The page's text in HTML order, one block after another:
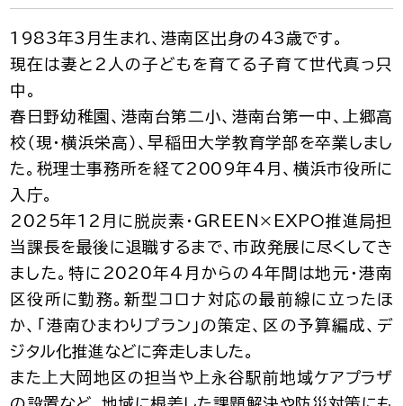
1983年3月生まれ、港南区出身の43歳です。
現在は妻と2人の子どもを育てる子育て世代真っ只
中。
春日野幼稚園、港南台第二小、港南台第一中、上郷高
校（現・横浜栄高）、早稲田大学教育学部を卒業しまし
た。税理士事務所を経て2009年4月、横浜市役所に
入庁。
2025年12月に脱炭素・GREEN×EXPO推進局担
当課長を最後に退職するまで、市政発展に尽くしてき
ました。特に2020年4月からの4年間は地元・港南
区役所に勤務。新型コロナ対応の最前線に立ったほ
か、「港南ひまわりプラン」の策定、区の予算編成、デ
ジタル化推進などに奔走しました。
また上大岡地区の担当や上永谷駅前地域ケアプラザ